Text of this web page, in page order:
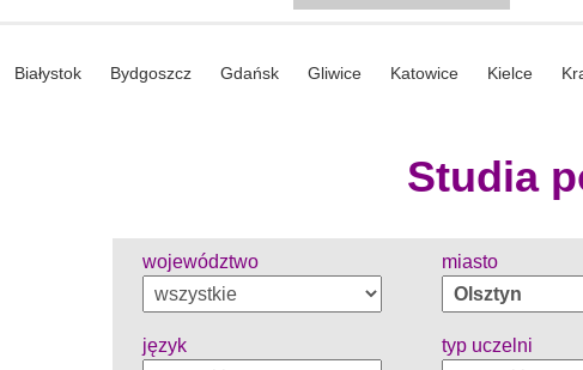
Białystok Bydgoszcz Gdańsk Gliwice Katowice Kielce
Studia
województwo miasto
język typ uczelni